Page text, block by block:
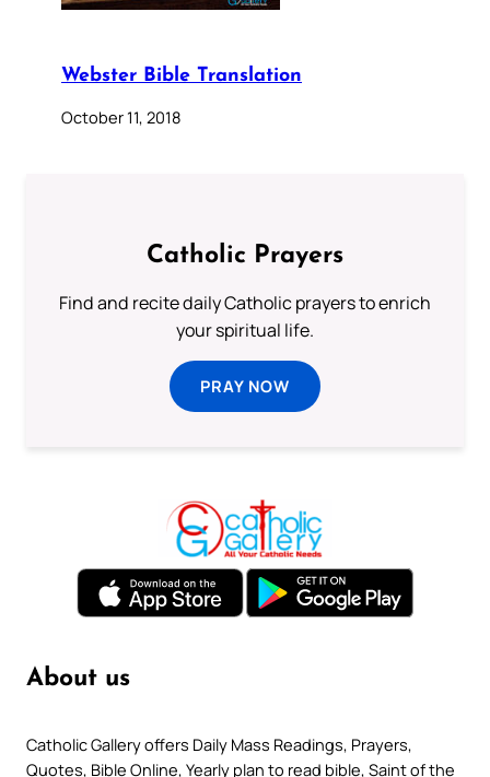
Webster Bible Translation
October 11, 2018
Catholic Prayers
Find and recite daily Catholic prayers to enrich
your spiritual life.
PRAY NOW
About us
Catholic Gallery offers Daily Mass Readings, Prayers,
Quotes, Bible Online, Yearly plan to read bible, Saint of the